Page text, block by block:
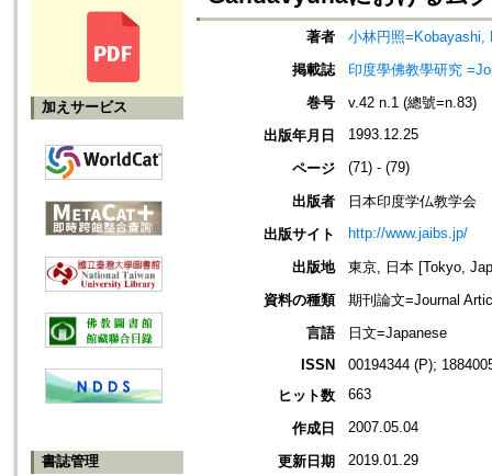
加えサービス
書誌管理
著者
小林円照=Kobayashi,
掲載誌
印度學佛教學研究
巻号
v.42 n.1 (總號=n.83)
出版年月日
1993.12.25
ページ (71) - (79)
出版者
日本印度学仏教学会
出版サイト
http://www.jaibs.jp/
出版地
東京, 日本 [Tokyo,
資料の種類
期刊論文=Journal
言語
日文=Japanese
ISSN
00194344 (P);
ヒット数
663
作成日 2007.05.04
更新日期 2019.01.29